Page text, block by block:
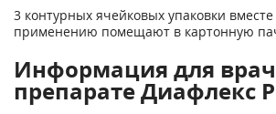
3 контурных ячейковых упаковки
применению помещают в картонную
Информация для
препарате Диафлекс